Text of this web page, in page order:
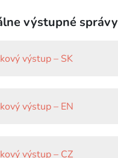
výstupné správy
výstup – SK
výstup – EN
výstup – CZ